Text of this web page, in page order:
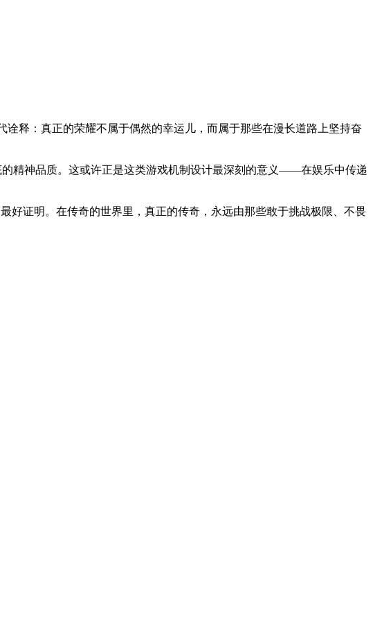
释：真正的荣耀不属于偶然的幸运儿，而属于那些在漫长道路上坚持奋
精神品质。这或许正是这类游戏机制设计最深刻的意义——在娱乐中传递
好证明。在传奇的世界里，真正的传奇，永远由那些敢于挑战极限、不畏